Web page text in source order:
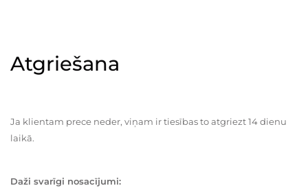
Atgriešana
Ja klientam prece neder, viņam ir tiesības to atgriezt 14 dienu
laikā.
Daži svarīgi nosacījumi: